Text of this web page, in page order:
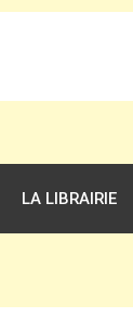
LA LIBRAIRIE